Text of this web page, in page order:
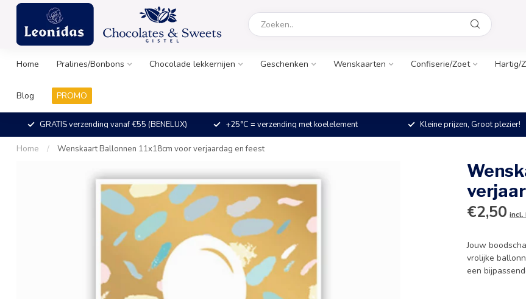
Home Pralines/Bonbons Chocolade lekkernijen Geschenken Wenskaarten Confiserie/Zoet Hartig/
Blog PROMO
GRATIS verzending vanaf €55 (BENELUX) +25°C = verzending met koelelement Kleine prijzen, Groot plezier!
Home / Wenskaart Ballonnen 11x18cm voor verjaardag en feest
€2,50 incl.
Jouw
vrolijke
een